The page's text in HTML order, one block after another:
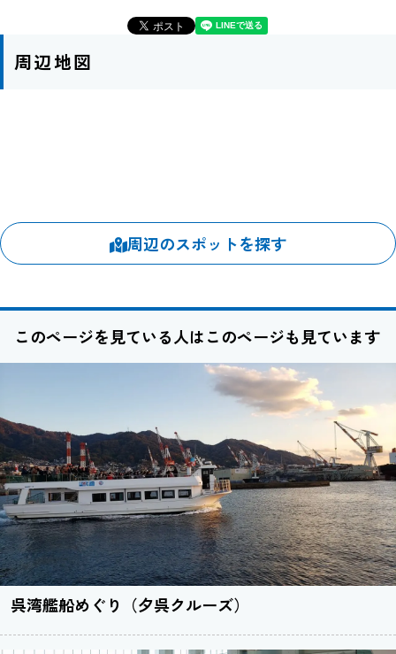
周辺地図
周辺のスポットを探す
このページを見ている人はこのページも見ています
呉湾艦船めぐり（夕呉クルーズ）